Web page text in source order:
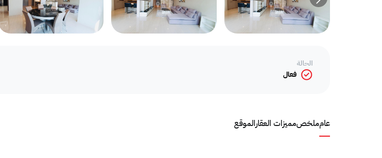
عامملخصمميزات العقارالموقع
الحالة
فعال